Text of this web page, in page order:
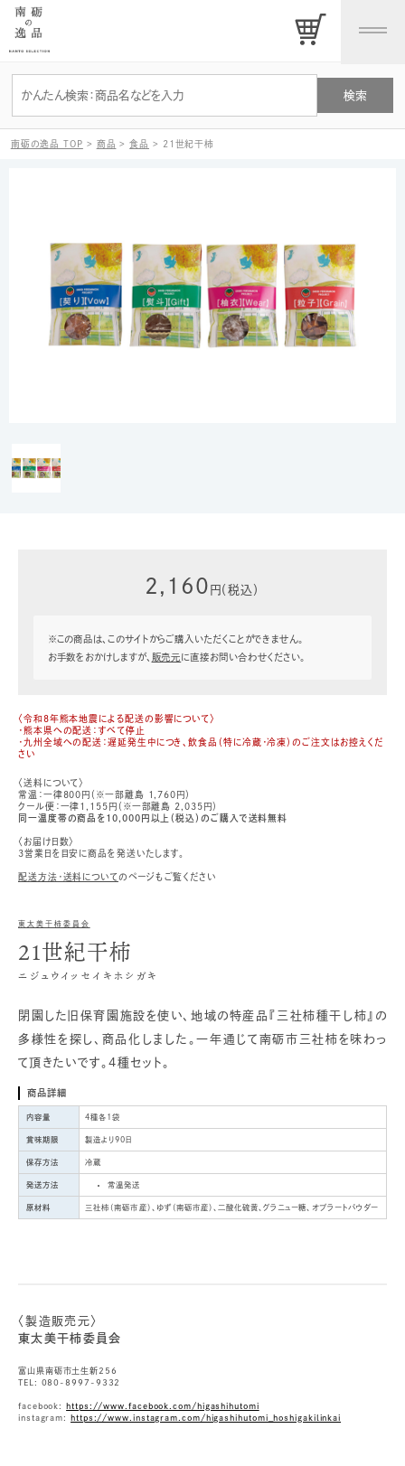
南砺の逸品 TOP > 商品 >食品 > 21世紀干柿
2,160 円（税込）
※この商品は、このサイトからご購入いただくことができません。
お手数をおかけしますが、
販売元 に直接お問い合わせください。
〈令和8年熊本地震による配送の影響について〉
・熊本県への配送：すべて停止
・九州全域への配送：遅延発生中につき、飲食品（特に冷蔵・冷凍）のご注文はお控えくだ
さい
〈送料について〉
常温：一律800円（※一部離島 1,760円）
クール便：一律1,155円（※一部離島 2,035円）
同一温度帯の商品を10,000円以上（税込）のご購入で送料無料
〈お届け日数〉
3営業日を目安に商品を発送いたします。
配送方法・送料についてのページもご覧ください
東太美干柿委員会
21世紀干柿
ニジュウイッセイキホシガキ
閉園した旧保育園施設を使い、地域の特産品『三社柿種干し柿』の
多様性を探し、商品化しました。一年通じて南砺市三社柿を味わっ
て頂きたいです。4種セット。
商品詳細
内容量 4種各1袋
賞味期限 製造より90日
保存方法 冷蔵
発送方法 常温発送
原材料 三社柿（南砺市産）、ゆず（南砺市産）、二酸化硫黄、グラニュー糖、オブラートパウダー
〈製造販売元〉
東太美干柿委員会
富山県南砺市土生新256
TEL: 080-8997-9332
facebook: https://www.facebook.com/higashihutomi
instagram:
https://www.instagram.com/higashihutomi_hoshigakilinkai